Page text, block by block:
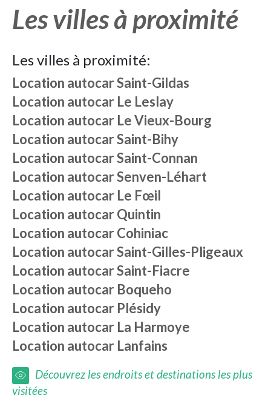
Les villes à proximité
Les villes à proximité:
Location autocarSaint-Gildas
Location autocar Le Leslay
Location autocar Le Vieux-Bourg
Location autocarSaint-Bihy
Location autocarSaint-Connan
Location autocarSenven-Léhart
Location autocar Le Fœil
Location autocarQuintin
Location autocarCohiniac
Location autocarSaint-Gilles-Pligeaux
Location autocarSaint-Fiacre
Location autocar Boqueho
Location autocar Plésidy
Location autocar La Harmoye
Location autocar Lanfains
Découvrez les endroits et destinations les plus
visitées